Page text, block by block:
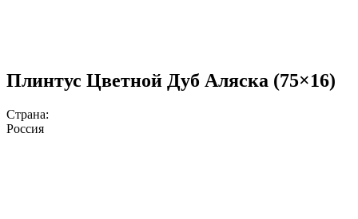
Плинтус Цветной Дуб Аляска (75×16)
Страна:
Россия